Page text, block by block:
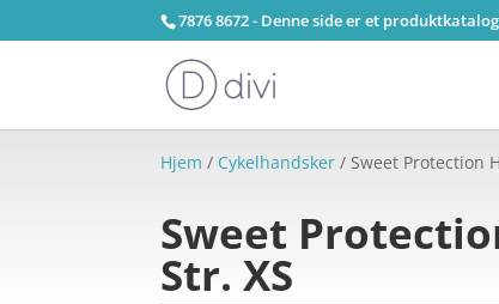
7876 8672 - Denne side er et
Hjem / Cykelhandsker / Sweet Protection
Sweet
Str. XS